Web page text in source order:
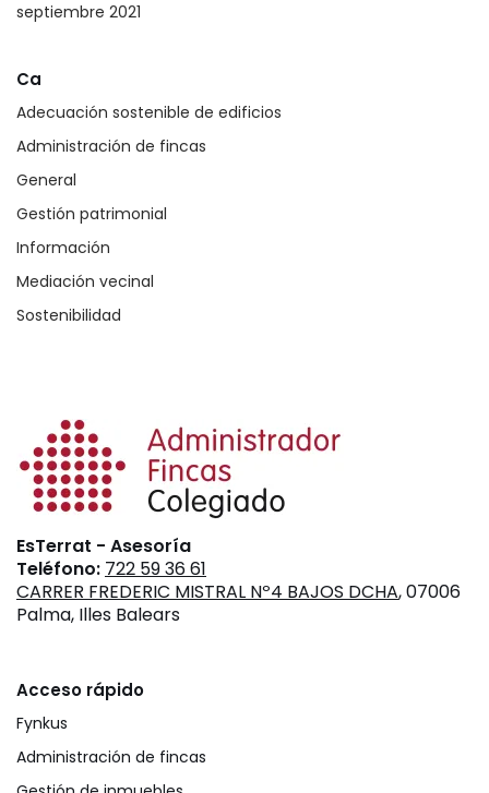
septiembre 2021
Ca
Adecuación sostenible de edificios
Administración de fincas
General
Gestión patrimonial
Información
Mediación vecinal
Sostenibilidad
EsTerrat - Asesoría
Teléfono: 722 59 36 61
CARRER FREDERIC MISTRAL Nº4 BAJOS DCHA, 07006
Palma, Illes Balears
Acceso rápido
Fynkus
Administración de fincas